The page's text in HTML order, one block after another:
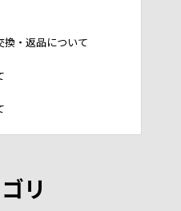
換・返品について
リ